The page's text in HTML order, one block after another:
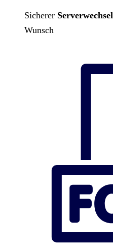
Sicherer Serverwechsel
Wunsch